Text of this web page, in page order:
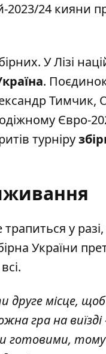
2023/24 кияни
У Лізі
.
Тимчик,
Євро-
турніру
у
України
друге місце,
гра на виїзді
готовими,